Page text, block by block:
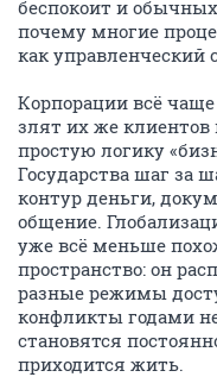
беспокоит и
почему многие
как управленческий
Корпорации всё
злят их же
простую логику
Государства шаг за
контур деньги,
общение.
уже всё меньше
пространство: он
разные режимы
конфликты годами
становятся
приходится жить.